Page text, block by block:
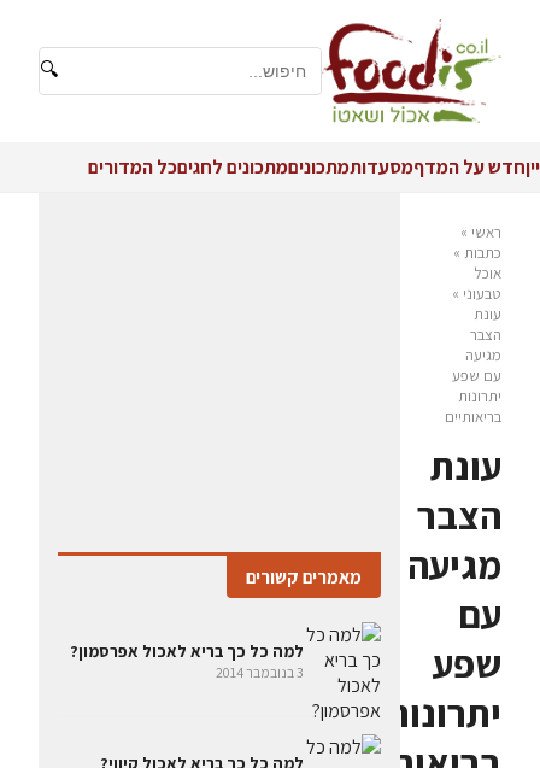
🔍
ייןחדש על המדףמסעדותמתכוניםמתכונים לחגיםכל המדורים
ראשי »
כתבות »
אוכל
טבעוני »
עונת
הצבר
מגיעה
עם שפע
יתרונות
בריאותיים
עונת
הצבר
מגיעה
עם
שפע
יתרונות
מאמרים קשורים
למה כל כך בריא לאכול אפרסמון?
3 בנובמבר 2014
למה כל כך בריא לאכול קיווי?